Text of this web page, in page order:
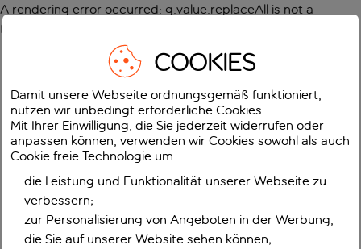
A rendering error occurred: g.value.replaceAll is not a
function
COOKIES
Damit unsere Webseite ordnungsgemäß funktioniert,
nutzen wir unbedingt erforderliche Cookies.
Mit Ihrer Einwilligung, die Sie jederzeit widerrufen oder
anpassen können, verwenden wir Cookies sowohl als auch
Cookie freie Technologie um:
die Leistung und Funktionalität unserer Webseite zu
verbessern;
zur Personalisierung von Angeboten in der Werbung,
die Sie auf unserer Website sehen können;